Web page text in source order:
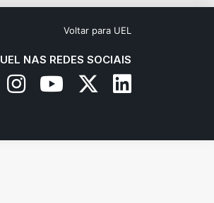
Voltar para UEL
UEL NAS REDES SOCIAIS